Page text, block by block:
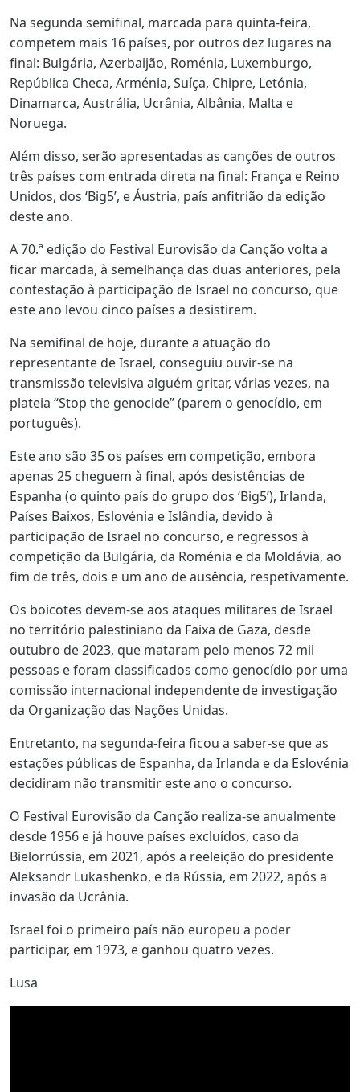
Na segunda semifinal, marcada para quinta-feira,
competem mais 16 países, por outros dez lugares na
final: Bulgária, Azerbaijão, Roménia, Luxemburgo,
República Checa, Arménia, Suíça, Chipre, Letónia,
Dinamarca, Austrália, Ucrânia, Albânia, Malta e
Noruega.
Além disso, serão apresentadas as canções de outros
três países com entrada direta na final: França e Reino
Unidos, dos ‘Big5’, e Áustria, país anfitrião da edição
deste ano.
A 70.ª edição do Festival Eurovisão da Canção volta a
ficar marcada, à semelhança das duas anteriores, pela
contestação à participação de Israel no concurso, que
este ano levou cinco países a desistirem.
Na semifinal de hoje, durante a atuação do
representante de Israel, conseguiu ouvir-se na
transmissão televisiva alguém gritar, várias vezes, na
plateia “Stop the genocide” (parem o genocídio, em
português).
Este ano são 35 os países em competição, embora
apenas 25 cheguem à final, após desistências de
Espanha (o quinto país do grupo dos ‘Big5’), Irlanda,
Países Baixos, Eslovénia e Islândia, devido à
participação de Israel no concurso, e regressos à
competição da Bulgária, da Roménia e da Moldávia, ao
fim de três, dois e um ano de ausência, respetivamente.
Os boicotes devem-se aos ataques militares de Israel
no território palestiniano da Faixa de Gaza, desde
outubro de 2023, que mataram pelo menos 72 mil
pessoas e foram classificados como genocídio por uma
comissão internacional independente de investigação
da Organização das Nações Unidas.
Entretanto, na segunda-feira ficou a saber-se que as
estações públicas de Espanha, da Irlanda e da Eslovénia
decidiram não transmitir este ano o concurso.
O Festival Eurovisão da Canção realiza-se anualmente
desde 1956 e já houve países excluídos, caso da
Bielorrússia, em 2021, após a reeleição do presidente
Aleksandr Lukashenko, e da Rússia, em 2022, após a
invasão da Ucrânia.
Israel foi o primeiro país não europeu a poder
participar, em 1973, e ganhou quatro vezes.
Lusa